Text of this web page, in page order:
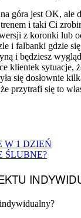
góra jest OK, ale
i taki Ci
z koronki lub
i falbanki gdzie
i będziesz
klientek sytuacje,
się dosłownie
przytrafi się to
W 1 DZIEŃ
ŚLUBNE?